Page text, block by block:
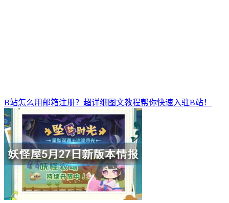
B站怎么用邮箱注册？超详细图文教程帮你快速入驻B站！